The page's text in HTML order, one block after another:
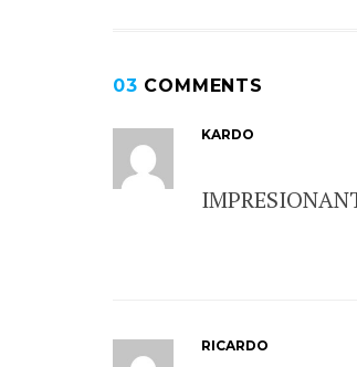
03 COMMENTS
KARDO
RICARDO